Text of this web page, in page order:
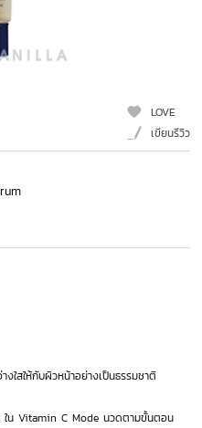
LOVE
เขียนรีวิว
ใสให้กับผิวหน้าอย่างเป็นธรรมชาติ
ใน Vitamin C Mode นวดตามขั้นตอน